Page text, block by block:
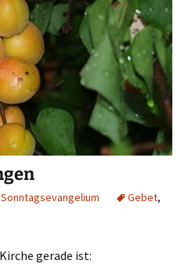
Sonntagsevangelium Gebet,
gerade ist: